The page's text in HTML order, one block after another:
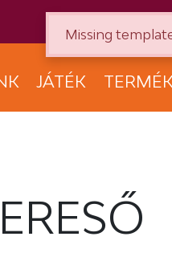
JÁTÉK
Missing